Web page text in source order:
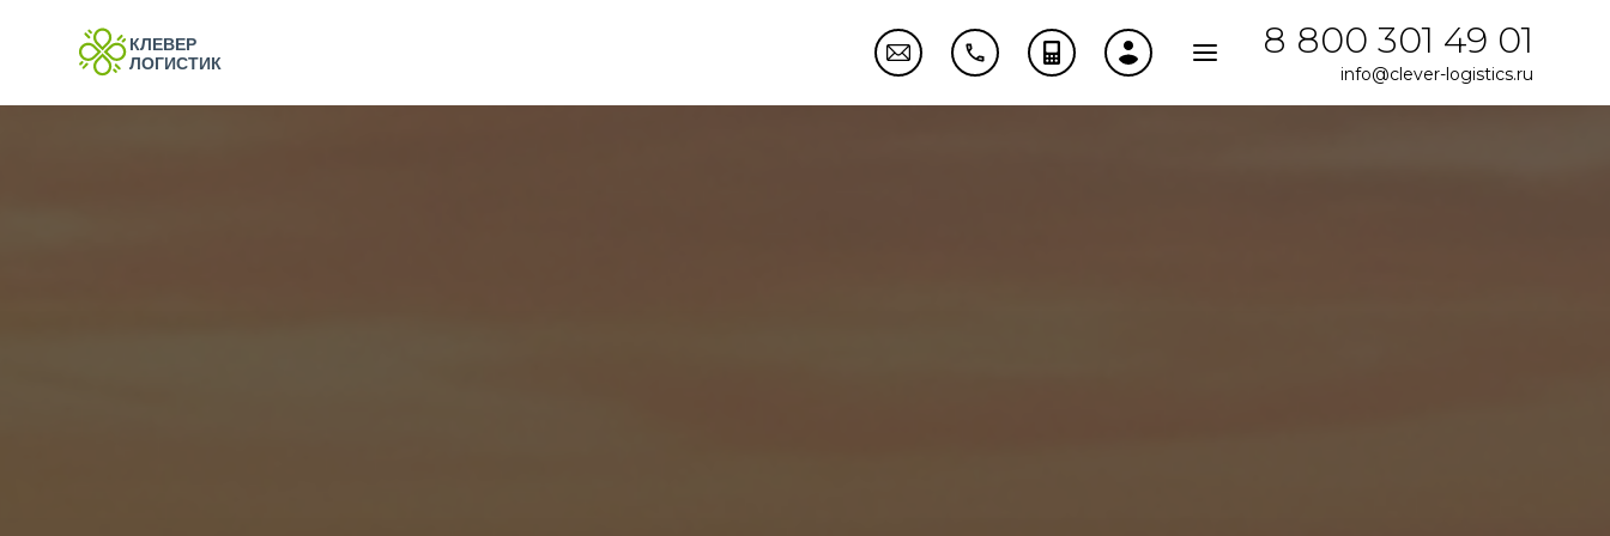
8 800 301 49 01
info@clever-logistics.ru